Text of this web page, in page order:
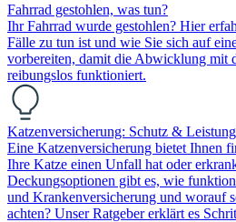
Fahrrad gestohlen, was tun?
Ihr Fahrrad wurde gestohlen? Hier
Fälle zu tun ist und wie Sie sich auf
vorbereiten, damit die Abwicklung mit
reibungslos funktioniert.
Katzenversicherung: Schutz &
Eine Katzenversicherung bietet Ihnen
Ihre Katze einen Unfall hat oder
Deckungsoptionen gibt es, wie
und Krankenversicherung und worauf
achten? Unser Ratgeber erklärt es